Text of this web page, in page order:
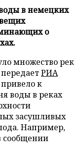
в немецких
о
множество рек
РИА
к
воды в реках
засушливых
Например,
сообщении